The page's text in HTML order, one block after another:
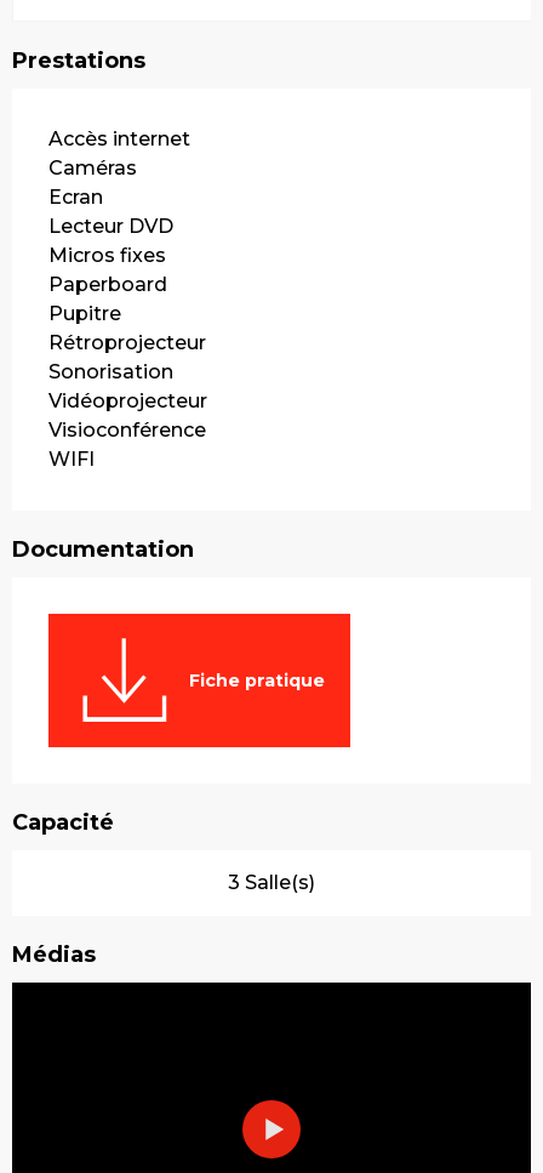
Prestations
Accès internet
Caméras
Ecran
Lecteur DVD
Micros fixes
Paperboard
Pupitre
Rétroprojecteur
Sonorisation
Vidéoprojecteur
Visioconférence
WIFI
Documentation
Fiche pratique
Capacité
3 Salle(s)
Médias